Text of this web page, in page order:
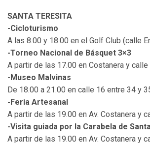
SANTA TERESITA
-Cicloturismo
A las 8.00 y 18.00 en el Golf Club (calle
-Torneo Nacional de Básquet 3×3
A partir de las 17.00 en Costanera y calle
-Museo Malvinas
De 18.00 a 21.00 en calle 16 entre 34 y
-Feria Artesanal
A partir de las 19.00 en Av. Costanera y
-Visita guiada por la Carabela de
A partir de las 19.00 en Av. Costanera y